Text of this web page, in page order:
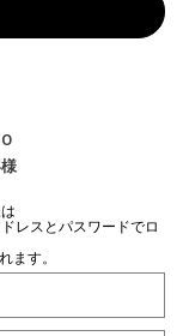
ドレスとパスワードでロ
ます。